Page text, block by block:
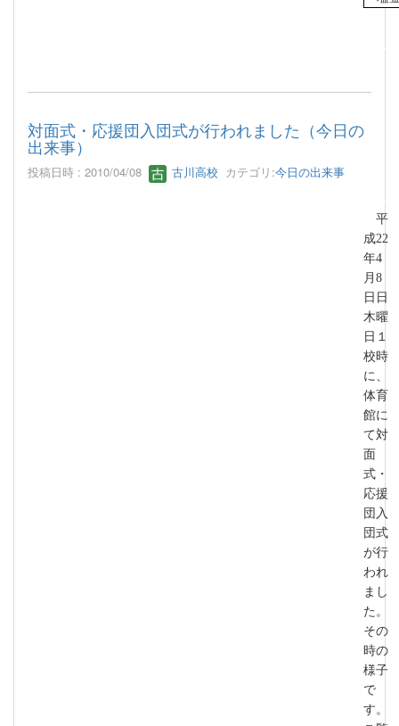
対面式・応援団入団式が行われました（今日の
出来事）
投稿日時 : 2010/04/08 古川高校 カテゴリ:今日の出来事
平
成22
年4
月8
日日
木曜
日１
校時
に、
体育
館に
て対
面
式・
応援
団入
団式
が行
われ
まし
た。
その
時の
様子
で
す。